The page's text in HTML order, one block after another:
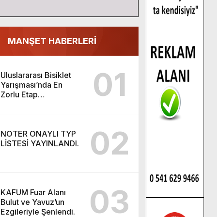
MANŞET HABERLERİ
Uluslararası Bisiklet
Yarışması’nda En
Zorlu Etap
01
NOTER ONAYLI TYP
LİSTESİ YAYINLANDI.
02
KAFUM Fuar Alanı
Bulut ve Yavuz’un
Ezgileriyle Şenlendi.
03